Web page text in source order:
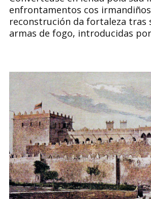
enfrontamentos cos
reconstrución da fortaleza tras
armas de fogo, introducidas